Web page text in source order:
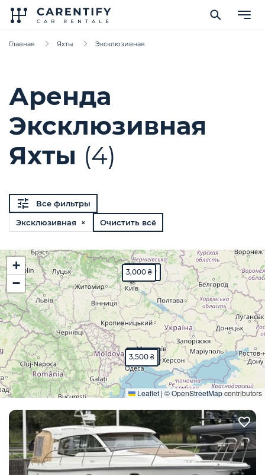
Главная Яхты Эксклюзивная
Аренда
Эксклюзивная
Яхты (4)
Все фильтры
Эксклюзивная ×
Очистить всё
3,500 ₴
10,000 ₴
3,000 ₴
3,000 ₴
+
−
Leaflet | ©OpenStreetMapcontributors
Развернуть